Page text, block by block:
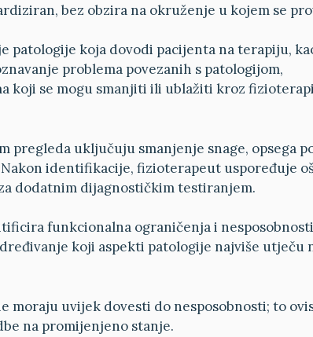
bez obzira na okruženje u kojem se
koja dovodi pacijenta na terapiju,
problema povezanih s patologijom,
koji se mogu smanjiti ili ublažiti kroz
pregleda uključuju smanjenje snage, opsega
identifikacije, fizioterapeut uspoređuje
dodatnim dijagnostičkim testiranjem.
funkcionalna ograničenja i nesposobnosti
koji aspekti patologije najviše utječu
moraju uvijek dovesti do nesposobnosti; to
na promijenjeno stanje.